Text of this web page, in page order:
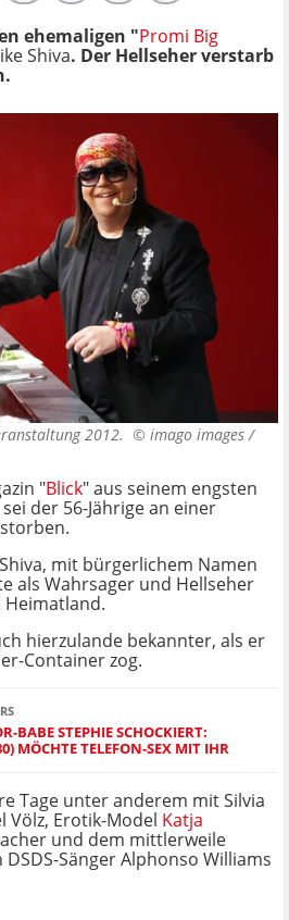
ehemaligen "Promi Big
Shiva. Der Hellseher verstarb
2012. © imago images /
"Blick" aus seinem engsten
der 56-Jährige an einer
mit bürgerlichem Namen
als Wahrsager und Hellseher
hierzulande bekannter, als er
Container zog.
BABE STEPHIE SCHOCKIERT:
MÖCHTE TELEFON-SEX MIT IHR
Tage unter anderem mit Silvia
Völz, Erotik-Model Katja
und dem mittlerweile
Sänger Alphonso Williams